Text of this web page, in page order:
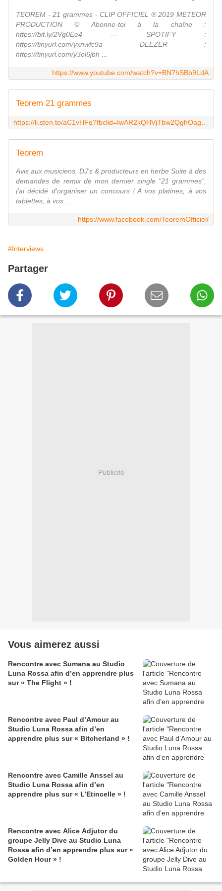
TEOREM - 21 grammes - CLIP OFFICIEL ℗ 2019 METEOR
PRODUCTION © Abonne-toi à la chaîne :
https://bit.ly/2Vg0Ee4 --- SPOTIFY :
https://tinyurl.com/yxnwfc9a DEEZER :
https://tinyurl.com/y3ol6jbh ...
https://www.youtube.com/watch?v=BN7hSBb9LdA
Teorem 21 grammes
Teorem
Avis aux musiciens, DJ's & producteurs en herbe Suite à des
demandes de remix de mon dernier single "21 grammes",
j'ai décidé d'organiser un concours ! A vos platines, à vos
tablettes, à vos ...
https://www.facebook.com/TeoremOfficiel/
#Interviews
Partager
Publicité
Vous aimerez aussi
Rencontre avec Sumana au Studio
Luna Rossa afin d’en apprendre plus
sur « The Flight » !
Rencontre avec Paul d’Amour au
Studio Luna Rossa afin d’en
apprendre plus sur « Bitcherland » !
Rencontre avec Camille Anssel au
Studio Luna Rossa afin d’en
apprendre plus sur « L’Etincelle » !
Rencontre avec Alice Adjutor du
groupe Jelly Dive au Studio Luna
Rossa afin d’en apprendre plus sur «
Golden Hour » !